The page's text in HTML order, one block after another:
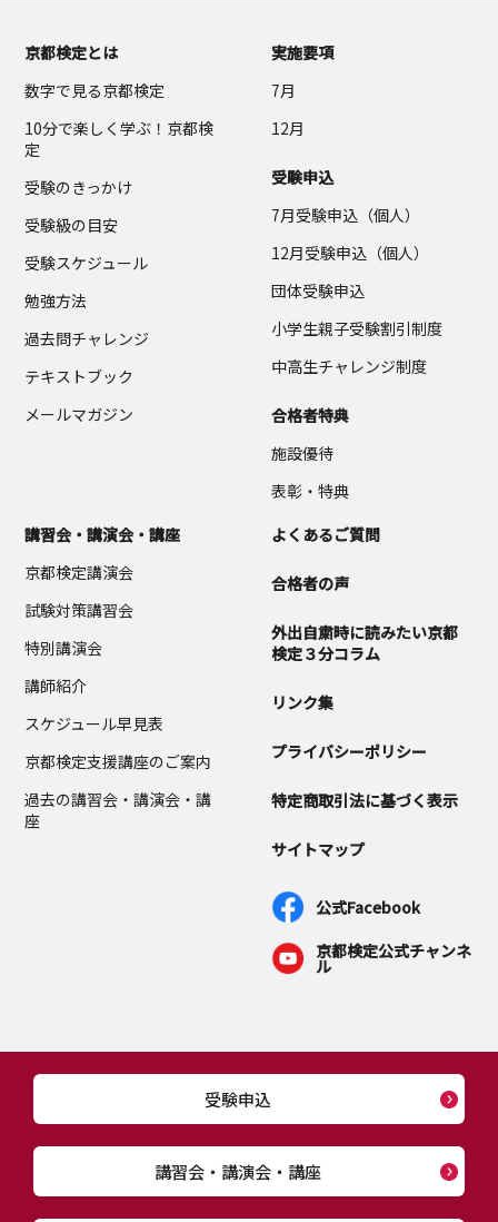
京都検定とは
数字で見る京都検定
10分で楽しく学ぶ！京都検
定
受験のきっかけ
受験級の目安
受験スケジュール
勉強方法
過去問チャレンジ
テキストブック
メールマガジン
実施要項
7月
12月
受験申込
7月受験申込（個人）
12月受験申込（個人）
団体受験申込
小学生親子受験割引制度
中高生チャレンジ制度
合格者特典
施設優待
表彰・特典
講習会・講演会・講座
京都検定講演会
試験対策講習会
特別講演会
講師紹介
スケジュール早見表
京都検定支援講座のご案内
過去の講習会・講演会・講
座
よくあるご質問
合格者の声
外出自粛時に読みたい京都
検定３分コラム
リンク集
プライバシーポリシー
特定商取引法に基づく表示
サイトマップ
公式Facebook
京都検定公式チャンネ
ル
受験申込
講習会・講演会・講座